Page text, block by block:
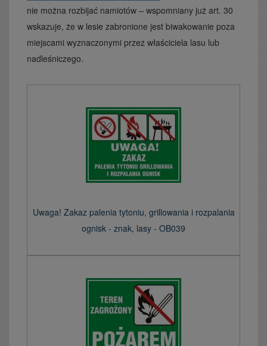
nie można rozbijać namiotów – wspomniany już art. 30
wskazuje, że w lesie zabronione jest biwakowanie poza
miejscami wyznaczonymi przez właściciela lasu lub
nadleśniczego.
Uwaga! Zakaz palenia tytoniu, grillowania i rozpalania
ognisk - znak, lasy - OB039